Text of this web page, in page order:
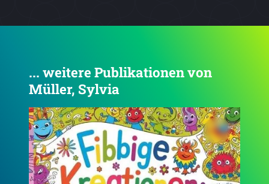
... weitere Publikationen von
Müller, Sylvia